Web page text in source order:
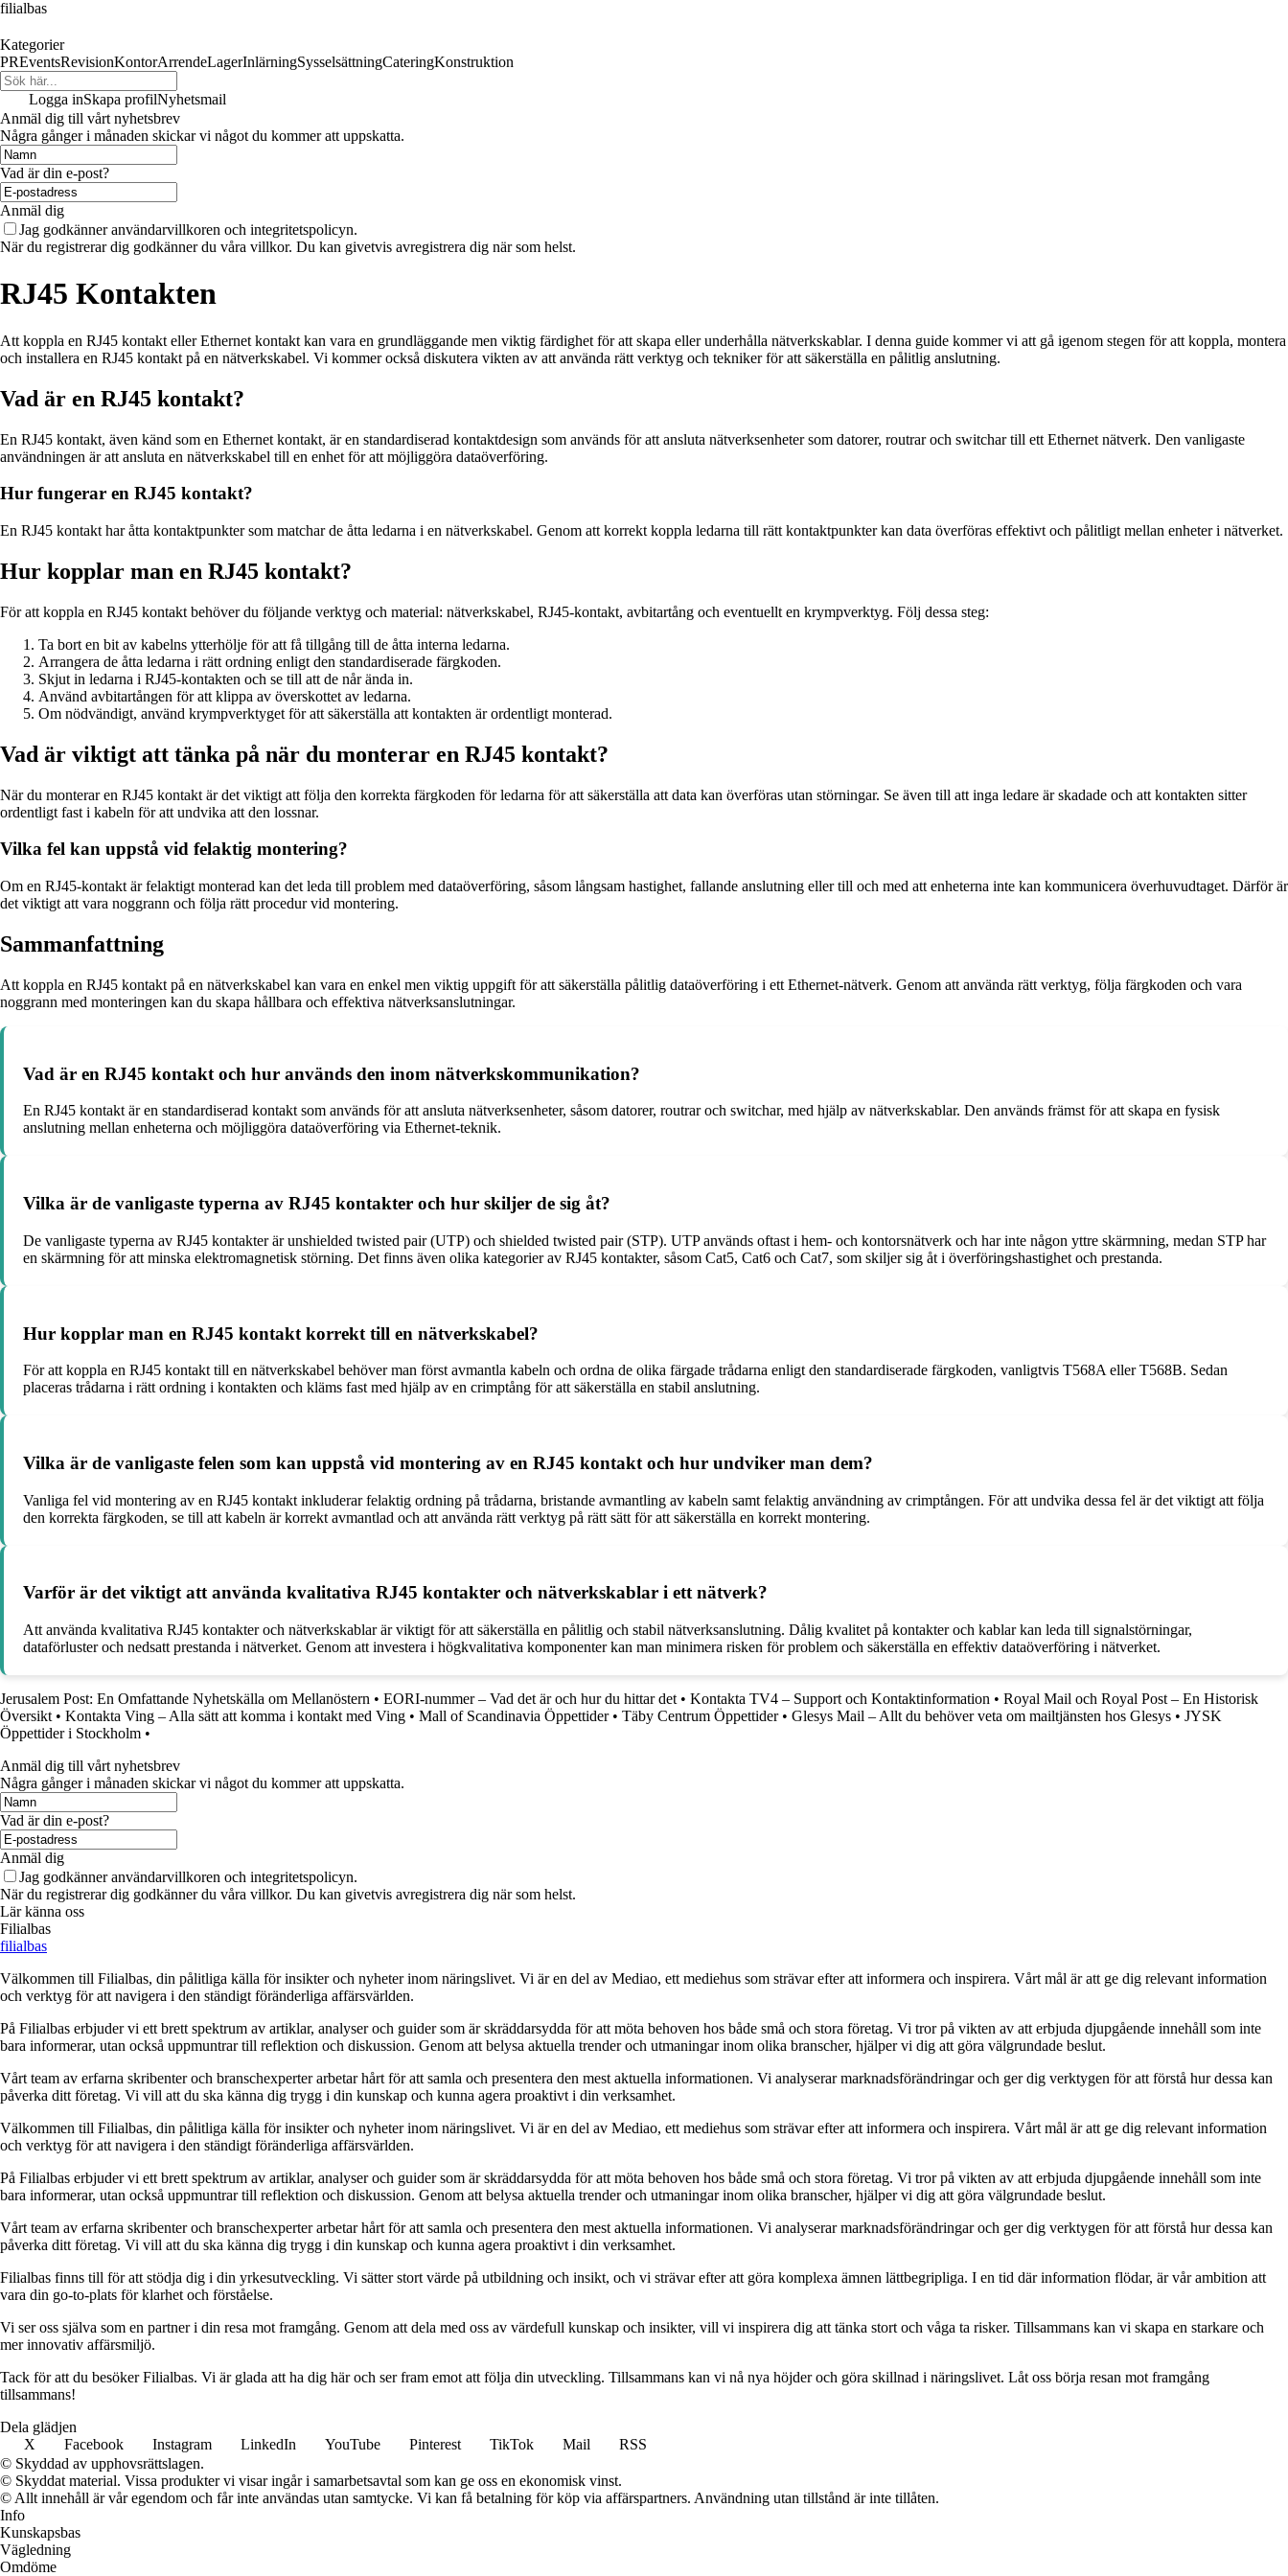
filialbas
Kategorier
PREventsRevisionKontorArrendeLagerInlärningSysselsättningCateringKonstruktion
Logga inSkapa profilNyhetsmail
Anmäl dig till vårt nyhetsbrev
Några gånger i månaden skickar vi något du kommer att uppskatta.
Vad är din e-post?
Anmäl dig
Jag godkänner användarvillkoren och integritetspolicyn.
När du registrerar dig godkänner du våra villkor. Du kan givetvis avregistrera dig när som helst.
RJ45 Kontakten
Att koppla en RJ45 kontakt eller Ethernet kontakt kan vara en grundläggande men viktig färdighet för att skapa eller underhålla nätverkskablar. I denna guide kommer vi att gå igenom stegen för att koppla, montera
och installera en RJ45 kontakt på en nätverkskabel. Vi kommer också diskutera vikten av att använda rätt verktyg och tekniker för att säkerställa en pålitlig anslutning.
Vad är en RJ45 kontakt?
En RJ45 kontakt, även känd som en Ethernet kontakt, är en standardiserad kontaktdesign som används för att ansluta nätverksenheter som datorer, routrar och switchar till ett Ethernet nätverk. Den vanligaste
användningen är att ansluta en nätverkskabel till en enhet för att möjliggöra dataöverföring.
Hur fungerar en RJ45 kontakt?
En RJ45 kontakt har åtta kontaktpunkter som matchar de åtta ledarna i en nätverkskabel. Genom att korrekt koppla ledarna till rätt kontaktpunkter kan data överföras effektivt och pålitligt mellan enheter i nätverket.
Hur kopplar man en RJ45 kontakt?
För att koppla en RJ45 kontakt behöver du följande verktyg och material: nätverkskabel, RJ45-kontakt, avbitartång och eventuellt en krympverktyg. Följ dessa steg:
Ta bort en bit av kabelns ytterhölje för att få tillgång till de åtta interna ledarna.
Arrangera de åtta ledarna i rätt ordning enligt den standardiserade färgkoden.
Skjut in ledarna i RJ45-kontakten och se till att de når ända in.
Använd avbitartången för att klippa av överskottet av ledarna.
Om nödvändigt, använd krympverktyget för att säkerställa att kontakten är ordentligt monterad.
Vad är viktigt att tänka på när du monterar en RJ45 kontakt?
När du monterar en RJ45 kontakt är det viktigt att följa den korrekta färgkoden för ledarna för att säkerställa att data kan överföras utan störningar. Se även till att inga ledare är skadade och att kontakten sitter
ordentligt fast i kabeln för att undvika att den lossnar.
Vilka fel kan uppstå vid felaktig montering?
Om en RJ45-kontakt är felaktigt monterad kan det leda till problem med dataöverföring, såsom långsam hastighet, fallande anslutning eller till och med att enheterna inte kan kommunicera överhuvudtaget. Därför är
det viktigt att vara noggrann och följa rätt procedur vid montering.
Sammanfattning
Att koppla en RJ45 kontakt på en nätverkskabel kan vara en enkel men viktig uppgift för att säkerställa pålitlig dataöverföring i ett Ethernet-nätverk. Genom att använda rätt verktyg, följa färgkoden och vara
noggrann med monteringen kan du skapa hållbara och effektiva nätverksanslutningar.
Vad är en RJ45 kontakt och hur används den inom nätverkskommunikation?
En RJ45 kontakt är en standardiserad kontakt som används för att ansluta nätverksenheter, såsom datorer, routrar och switchar, med hjälp av nätverkskablar. Den används främst för att skapa en fysisk
anslutning mellan enheterna och möjliggöra dataöverföring via Ethernet-teknik.
Vilka är de vanligaste typerna av RJ45 kontakter och hur skiljer de sig åt?
De vanligaste typerna av RJ45 kontakter är unshielded twisted pair (UTP) och shielded twisted pair (STP). UTP används oftast i hem- och kontorsnätverk och har inte någon yttre skärmning, medan STP har
en skärmning för att minska elektromagnetisk störning. Det finns även olika kategorier av RJ45 kontakter, såsom Cat5, Cat6 och Cat7, som skiljer sig åt i överföringshastighet och prestanda.
Hur kopplar man en RJ45 kontakt korrekt till en nätverkskabel?
För att koppla en RJ45 kontakt till en nätverkskabel behöver man först avmantla kabeln och ordna de olika färgade trådarna enligt den standardiserade färgkoden, vanligtvis T568A eller T568B. Sedan
placeras trådarna i rätt ordning i kontakten och kläms fast med hjälp av en crimptång för att säkerställa en stabil anslutning.
Vilka är de vanligaste felen som kan uppstå vid montering av en RJ45 kontakt och hur undviker man dem?
Vanliga fel vid montering av en RJ45 kontakt inkluderar felaktig ordning på trådarna, bristande avmantling av kabeln samt felaktig användning av crimptången. För att undvika dessa fel är det viktigt att följa
den korrekta färgkoden, se till att kabeln är korrekt avmantlad och att använda rätt verktyg på rätt sätt för att säkerställa en korrekt montering.
Varför är det viktigt att använda kvalitativa RJ45 kontakter och nätverkskablar i ett nätverk?
Att använda kvalitativa RJ45 kontakter och nätverkskablar är viktigt för att säkerställa en pålitlig och stabil nätverksanslutning. Dålig kvalitet på kontakter och kablar kan leda till signalstörningar,
dataförluster och nedsatt prestanda i nätverket. Genom att investera i högkvalitativa komponenter kan man minimera risken för problem och säkerställa en effektiv dataöverföring i nätverket.
Jerusalem Post: En Omfattande Nyhetskälla om Mellanöstern • EORI-nummer – Vad det är och hur du hittar det • Kontakta TV4 – Support och Kontaktinformation • Royal Mail och Royal Post – En Historisk
Översikt • Kontakta Ving – Alla sätt att komma i kontakt med Ving • Mall of Scandinavia Öppettider• Täby Centrum Öppettider• Glesys Mail – Allt du behöver veta om mailtjänsten hos Glesys • JYSK
Öppettider i Stockholm •
Anmäl dig till vårt nyhetsbrev
Några gånger i månaden skickar vi något du kommer att uppskatta.
Vad är din e-post?
Anmäl dig
Jag godkänner användarvillkoren och integritetspolicyn.
När du registrerar dig godkänner du våra villkor. Du kan givetvis avregistrera dig när som helst.
Lär känna oss
Filialbas
filialbas
Välkommen till Filialbas, din pålitliga källa för insikter och nyheter inom näringslivet. Vi är en del av Mediao, ett mediehus som strävar efter att informera och inspirera. Vårt mål är att ge dig relevant information
och verktyg för att navigera i den ständigt föränderliga affärsvärlden.
På Filialbas erbjuder vi ett brett spektrum av artiklar, analyser och guider som är skräddarsydda för att möta behoven hos både små och stora företag. Vi tror på vikten av att erbjuda djupgående innehåll som inte
bara informerar, utan också uppmuntrar till reflektion och diskussion. Genom att belysa aktuella trender och utmaningar inom olika branscher, hjälper vi dig att göra välgrundade beslut.
Vårt team av erfarna skribenter och branschexperter arbetar hårt för att samla och presentera den mest aktuella informationen. Vi analyserar marknadsförändringar och ger dig verktygen för att förstå hur dessa kan
påverka ditt företag. Vi vill att du ska känna dig trygg i din kunskap och kunna agera proaktivt i din verksamhet.
Välkommen till Filialbas, din pålitliga källa för insikter och nyheter inom näringslivet. Vi är en del av Mediao, ett mediehus som strävar efter att informera och inspirera. Vårt mål är att ge dig relevant information
och verktyg för att navigera i den ständigt föränderliga affärsvärlden.
På Filialbas erbjuder vi ett brett spektrum av artiklar, analyser och guider som är skräddarsydda för att möta behoven hos både små och stora företag. Vi tror på vikten av att erbjuda djupgående innehåll som inte
bara informerar, utan också uppmuntrar till reflektion och diskussion. Genom att belysa aktuella trender och utmaningar inom olika branscher, hjälper vi dig att göra välgrundade beslut.
Vårt team av erfarna skribenter och branschexperter arbetar hårt för att samla och presentera den mest aktuella informationen. Vi analyserar marknadsförändringar och ger dig verktygen för att förstå hur dessa kan
påverka ditt företag. Vi vill att du ska känna dig trygg i din kunskap och kunna agera proaktivt i din verksamhet.
Filialbas finns till för att stödja dig i din yrkesutveckling. Vi sätter stort värde på utbildning och insikt, och vi strävar efter att göra komplexa ämnen lättbegripliga. I en tid där information flödar, är vår ambition att
vara din go-to-plats för klarhet och förståelse.
Vi ser oss själva som en partner i din resa mot framgång. Genom att dela med oss av värdefull kunskap och insikter, vill vi inspirera dig att tänka stort och våga ta risker. Tillsammans kan vi skapa en starkare och
mer innovativ affärsmiljö.
Tack för att du besöker Filialbas. Vi är glada att ha dig här och ser fram emot att följa din utveckling. Tillsammans kan vi nå nya höjder och göra skillnad i näringslivet. Låt oss börja resan mot framgång
tillsammans!
Dela glädjen
X
Facebook Instagram LinkedIn YouTube Pinterest TikTok Mail
RSS
© Skyddad av upphovsrättslagen.
© Skyddat material. Vissa produkter vi visar ingår i samarbetsavtal som kan ge oss en ekonomisk vinst.
© Allt innehåll är vår egendom och får inte användas utan samtycke. Vi kan få betalning för köp via affärspartners. Användning utan tillstånd är inte tillåten.
Info
Kunskapsbas
Vägledning
Omdöme